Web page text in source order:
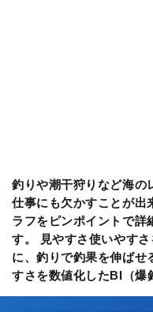
釣りや潮干狩りなど海の
仕事にも欠かすことが出
ラフをピンポイントで詳
す。 見やすさ使いやす
に、釣りで釣果を伸ばせ
すさを数値化したBI（爆